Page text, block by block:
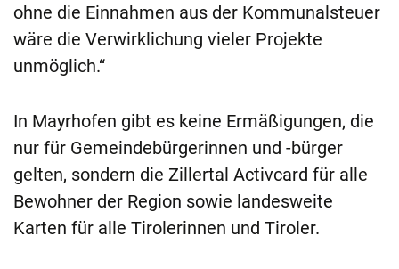
ohne die Einnahmen aus der Kommunalsteuer
wäre die Verwirklichung vieler Projekte
unmöglich.“
In Mayrhofen gibt es keine Ermäßigungen, die
nur für Gemeindebürgerinnen und -bürger
gelten, sondern die Zillertal Activcard für alle
Bewohner der Region sowie landesweite
Karten für alle Tirolerinnen und Tiroler.